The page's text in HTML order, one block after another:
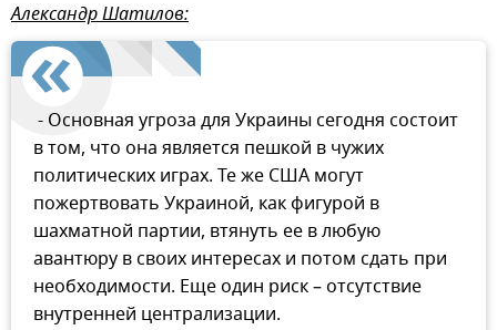
Александр Шатилов:
- Основная угроза для Украины сегодня состоит
в том, что она является пешкой в чужих
политических играх. Те же США могут
пожертвовать Украиной, как фигурой в
шахматной партии, втянуть ее в любую
авантюру в своих интересах и потом сдать при
необходимости. Еще один риск – отсутствие
внутренней централизации.